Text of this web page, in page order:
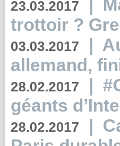
23.03.2017 |
trottoir ?
03.03.2017 |
allemand,
28.02.2017 |
géants
28.02.2017 |